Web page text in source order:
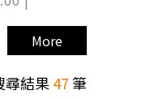
More
尋結果47筆